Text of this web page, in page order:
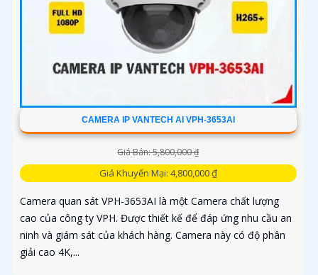
CAMERA IP VANTECH AI VPH-3653AI
Giá Bán: 5,800,000 ₫
Giá Khuyến Mại: 4,800,000 ₫
Camera quan sát VPH-3653AI là một Camera chất lượng
cao của công ty VPH. Được thiết kế để đáp ứng nhu cầu an
ninh và giám sát của khách hàng. Camera này có độ phân
giải cao 4K,...